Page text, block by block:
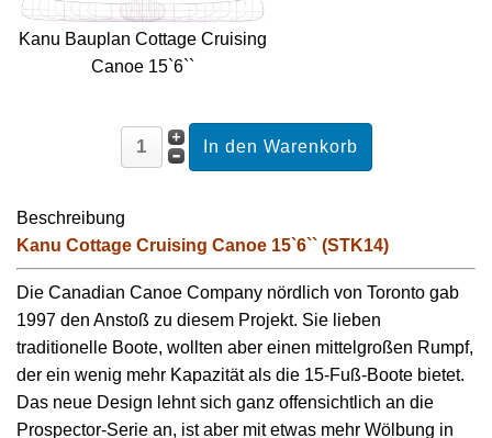
Kanu Bauplan Cottage Cruising
Canoe 15`6``
Beschreibung
Kanu Cottage Cruising Canoe 15`6`` (STK14)
Die Canadian Canoe Company nördlich von Toronto gab
1997 den Anstoß zu diesem Projekt. Sie lieben
traditionelle Boote, wollten aber einen mittelgroßen Rumpf,
der ein wenig mehr Kapazität als die 15-Fuß-Boote bietet.
Das neue Design lehnt sich ganz offensichtlich an die
Prospector-Serie an, ist aber mit etwas mehr Wölbung in